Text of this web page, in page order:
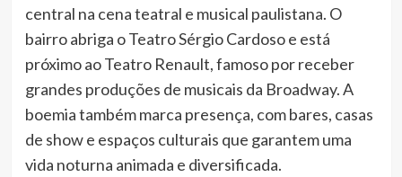
central na cena teatral e musical paulistana. O
bairro abriga o Teatro Sérgio Cardoso e está
próximo ao Teatro Renault, famoso por receber
grandes produções de musicais da Broadway. A
boemia também marca presença, com bares, casas
de show e espaços culturais que garantem uma
vida noturna animada e diversificada.